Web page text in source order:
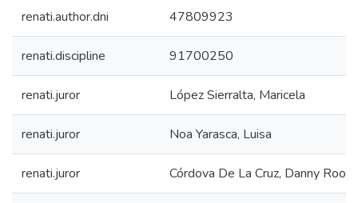
renati.author.dni 47809923
renati.discipline 91700250
renati.juror López Sierralta, Maricela
renati.juror Noa Yarasca, Luisa
renati.juror Córdova De La Cruz, Danny